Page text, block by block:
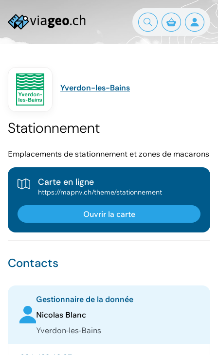
Yverdon-les-Bains
Stationnement
Emplacements de stationnement et zones de macarons
Contacts
Gestionnaire de la donnée
Nicolas Blanc
Yverdon-les-Bains
Carte en ligne
https://mapnv.ch/theme/stationnement
Ouvrir la carte